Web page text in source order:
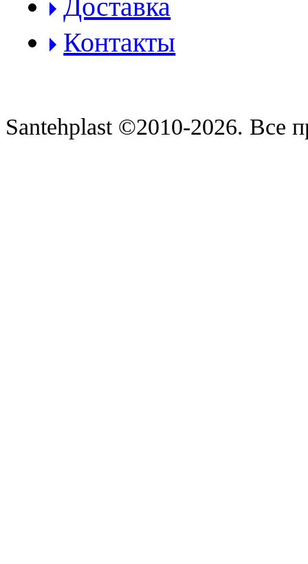
Доставка
Контакты
Santehplast ©2010-2026. Все